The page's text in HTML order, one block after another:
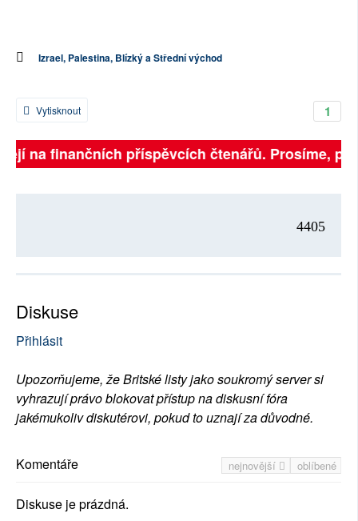
Izrael, Palestina, Blízký a Střední východ
1
Vytisknout
na finančních příspěvcích čtenářů. Prosíme,
4405
Diskuse
Přihlásit
Upozorňujeme, že Britské listy jako soukromý server si
vyhrazují právo blokovat přístup na diskusní fóra
jakémukoliv diskutérovi, pokud to uznají za důvodné.
nejnovější oblíbené
Komentáře
Diskuse je prázdná.